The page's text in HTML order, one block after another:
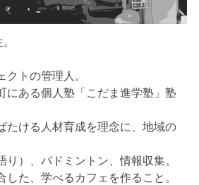
クトの管理人。
にある個人塾「こだま進学塾」塾
たける人材育成を理念に、地域の
り）、バドミントン、情報収集。
した、学べるカフェを作ること。